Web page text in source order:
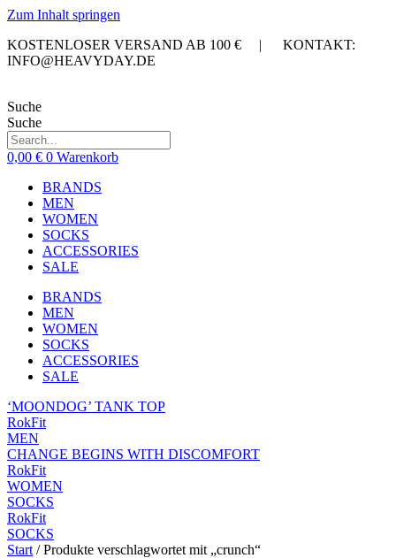
Zum Inhalt springen
KOSTENLOSER VERSAND AB 100 € | KONTAKT:
INFO@HEAVYDAY.DE
Suche
Suche
0,00 € 0 Warenkorb
BRANDS
MEN
WOMEN
SOCKS
ACCESSORIES
SALE
BRANDS
MEN
WOMEN
SOCKS
ACCESSORIES
SALE
‘MOONDOG’ TANK TOP
RokFit
MEN
CHANGE BEGINS WITH DISCOMFORT
RokFit
WOMEN
SOCKS
RokFit
SOCKS
Start / Produkte verschlagwortet mit „crunch“